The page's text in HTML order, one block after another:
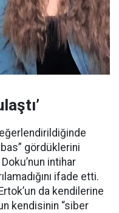
gördüklerini
intihar
ifade etti.
da kendilerine
kendisinin “siber